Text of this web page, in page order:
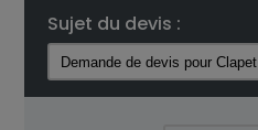
Sujet du devis :